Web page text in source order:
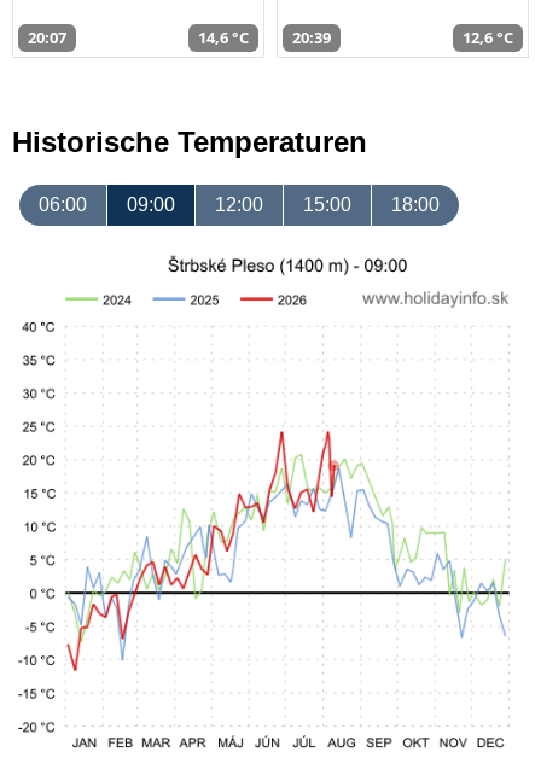
20:07 14,6 °C 20:39 12,6 °C
Historische Temperaturen
06:00 09:00 12:00 15:00 18:00